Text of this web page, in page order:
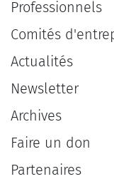
Professionnels
Comités
Actualités
Newsletter
Archives
Faire un don
Partenaires